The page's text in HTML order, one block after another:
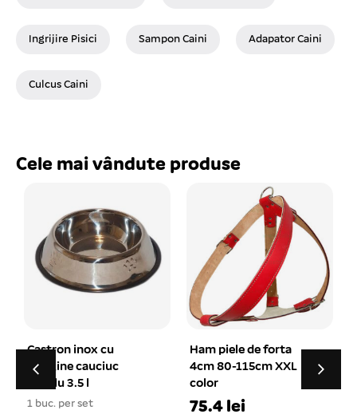
Ingrijire Pisici Sampon Caini Adapator Caini
Culcus Caini
Cele mai vândute produse
Ham piele de forta
4cm 80-115cm XXL
color
75.4 lei
Lopatica pentru
igienizare tip foarfeca
25 cm
1 buc. per set